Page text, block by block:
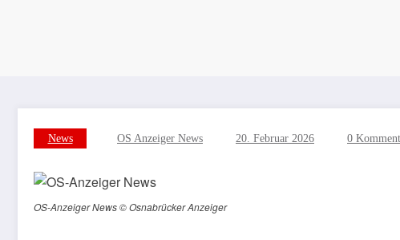
News OS Anzeiger News 20. Februar 2026 0
OS-Anzeiger News © Osnabrücker Anzeiger